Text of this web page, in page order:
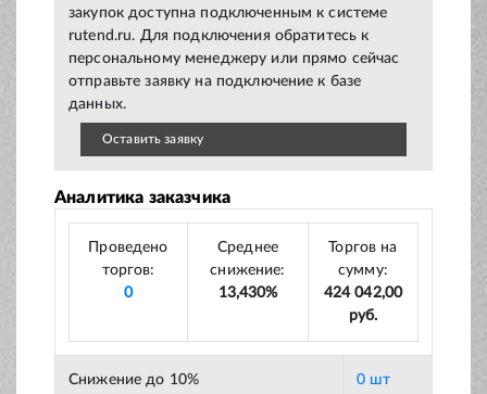
закупок доступна подключенным к системе
rutend.ru. Для подключения обратитесь к
персональному менеджеру или прямо сейчас
отправьте заявку на подключение к базе
данных.
Оставить заявку
Аналитика заказчика
Проведено
торгов:
0
Среднее
снижение:
13,430%
Торгов на
сумму:
424 042,00
руб.
Снижение до 10% 0 шт